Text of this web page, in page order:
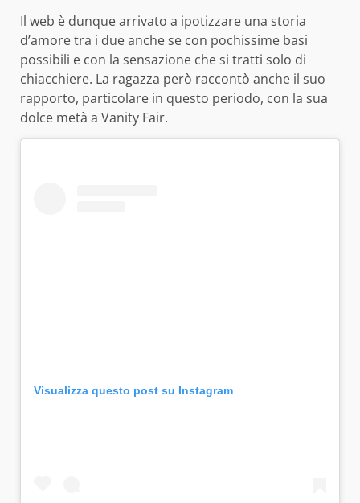
Il web è dunque arrivato a ipotizzare una storia
d’amore tra i due anche se con pochissime basi
possibili e con la sensazione che si tratti solo di
chiacchiere. La ragazza però raccontò anche il suo
rapporto, particolare in questo periodo, con la sua
dolce metà a Vanity Fair.
Visualizza questo post su Instagram